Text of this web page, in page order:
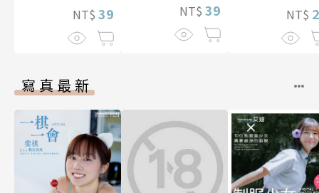
娘。(第13話)
NT$ 39 NT$ 39
NT$
寫真最新